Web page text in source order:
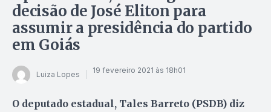
decisão de José Eliton para
assumir a presidência do partido
em Goiás
Luiza Lopes 19 fevereiro 2021 às 18h01
O deputado estadual, Tales Barreto (PSDB) diz